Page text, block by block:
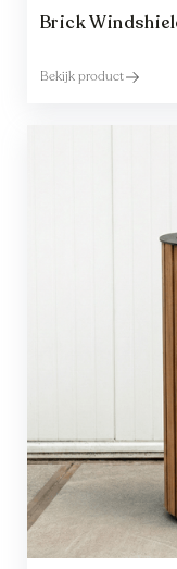
Brick
Bekijk product